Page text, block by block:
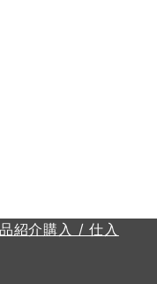
紹介購入 / 仕入